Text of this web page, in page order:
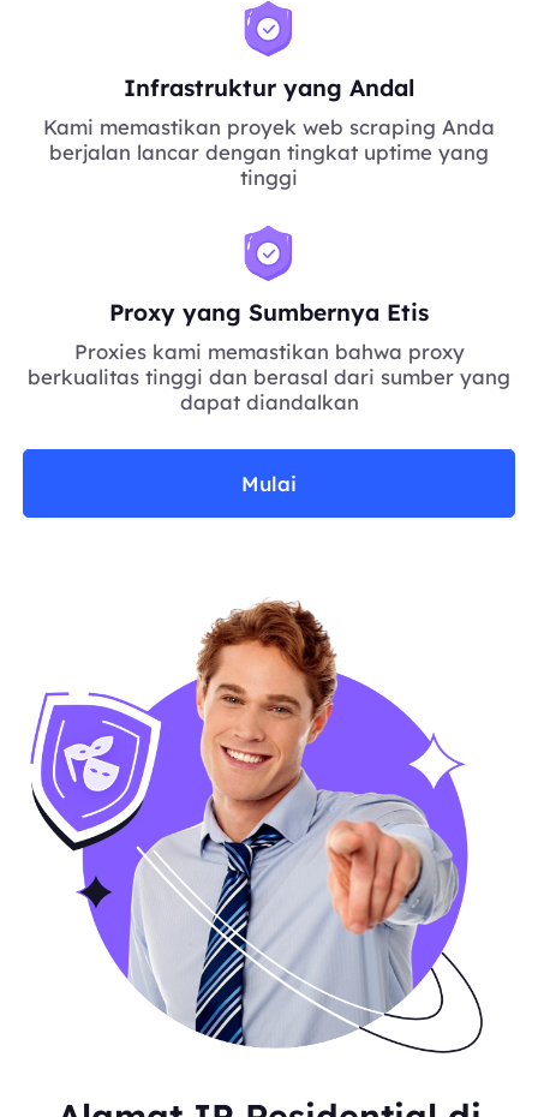
Infrastruktur yang Andal
Kami memastikan proyek web scraping Anda
berjalan lancar dengan tingkat uptime yang
tinggi
Proxy yang Sumbernya Etis
Proxies kami memastikan bahwa proxy
berkualitas tinggi dan berasal dari sumber yang
dapat diandalkan
Mulai